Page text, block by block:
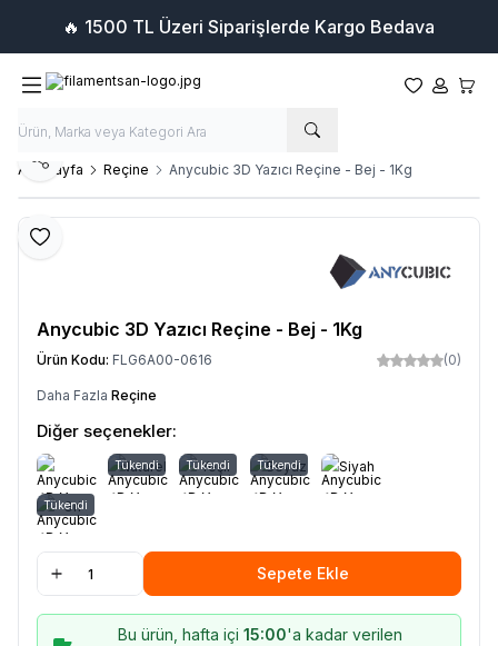
🔥 1500 TL Üzeri Siparişlerde Kargo Bedava
Favorilerim
Hesabım
Ana Sayfa Reçine Anycubic 3D Yazıcı Reçine - Bej - 1Kg
Favoriye Ekle
Paylaş
Anycubic 3D Yazıcı Reçine - Bej - 1Kg
Ürün Kodu: FLG6A00-0616 (0)
Daha Fazla Reçine
Diğer seçenekler:
Tükendi
Naturel Tükendi
Yeşil Tükendi
Beyaz Siyah
Tükendi
Gri
Sepete Ekle
Bu ürün, hafta içi 15:00'a kadar verilen